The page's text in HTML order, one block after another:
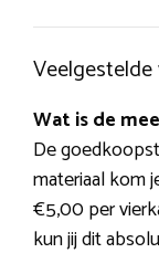
Wat is de
De
materiaal kom
€5,00 per
kun jij dit